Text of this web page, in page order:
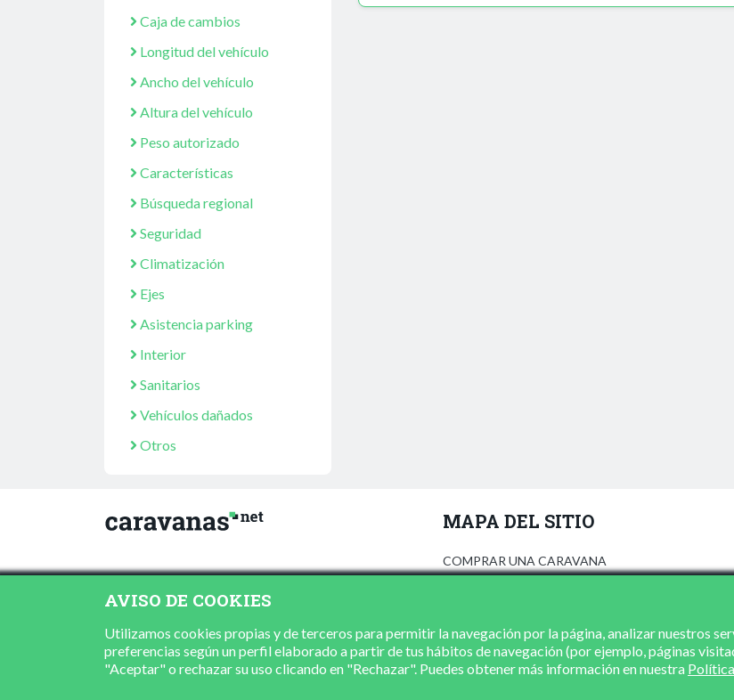
Caja de cambios
Longitud del vehículo
Ancho del vehículo
Altura del vehículo
Peso autorizado
Características
Búsqueda regional
Seguridad
Climatización
Ejes
Asistencia parking
Interior
Sanitarios
Vehículos dañados
Otros
MAPA DEL SITIO
COMPRAR UNA CARAVANA
CONCESIONARIOS
CONTACTO
AVISO DE COOKIES
Utilizamos cookies propias y de terceros para permitir la navegación por la página, analizar nuestros
preferencias según un perfil elaborado a partir de tus hábitos de navegación (por ejemplo, páginas
"Aceptar" o rechazar su uso clicando en "Rechazar". Puedes obtener más información en nuestra